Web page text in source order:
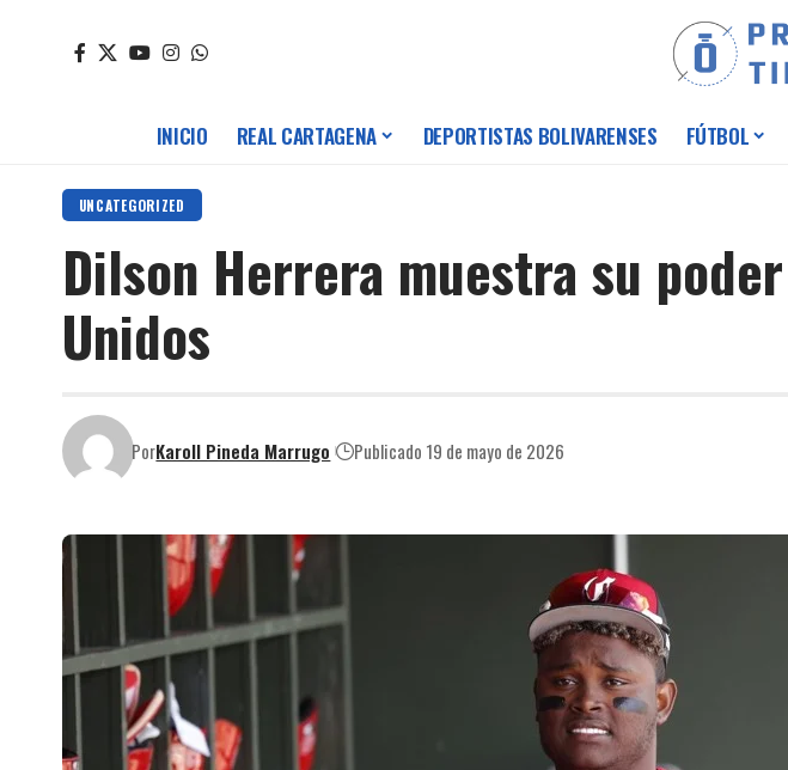
INICIO REAL CARTAGENA DEPORTISTAS BOLIVARENSES FÚTBOL
UNCATEGORIZED
Dilson Herrera muestra su
Unidos
PorKaroll Pineda Marrugo Publicado 19 de mayo de 2026